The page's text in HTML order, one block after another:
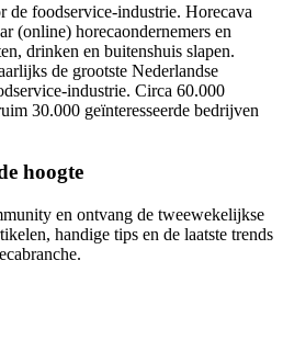
de foodservice-industrie. Horecava
(online) horecaondernemers en
drinken en buitenshuis slapen.
de grootste Nederlandse
industrie. Circa 60.000
30.000 geïnteresseerde bedrijven
hoogte
en ontvang de tweewekelijkse
handige tips en de laatste trends